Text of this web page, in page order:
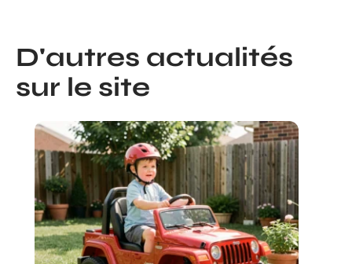
D'autres actualités
sur le site